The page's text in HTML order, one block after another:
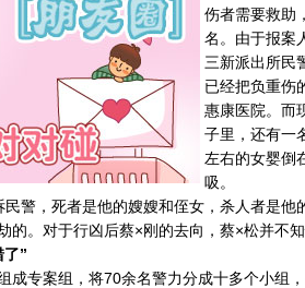
伤者需要救助
名。由于报案
三新派出所民
已经把负重伤
惠康医院。而
子里，还有一
左右的女婴倒
吸。
，死者是他的嫂嫂和侄女，杀人者是他
的。对于行凶后蔡×刚的去向，蔡×松并不知
”
专案组，将70余名警力分成十多个小组